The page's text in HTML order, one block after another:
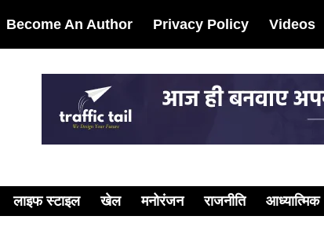
Become An Author Privacy Policy Videos
लाइफ स्टाइल खेल मनोरंजन राजनीति आध्यात्मिक